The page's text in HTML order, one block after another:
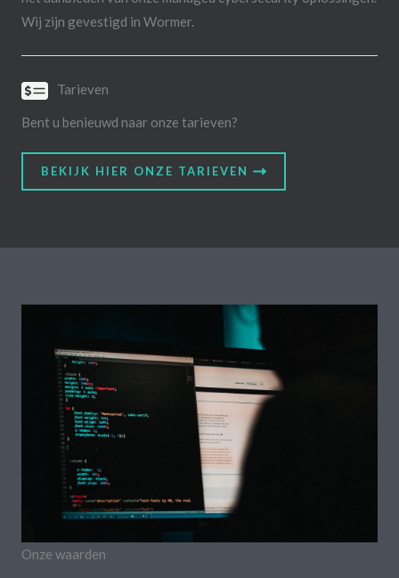
Wij zijn gevestigd in Wormer.
Tarieven
Bent u benieuwd naar onze tarieven?
BEKIJK HIER ONZE TARIEVEN
Onze waarden